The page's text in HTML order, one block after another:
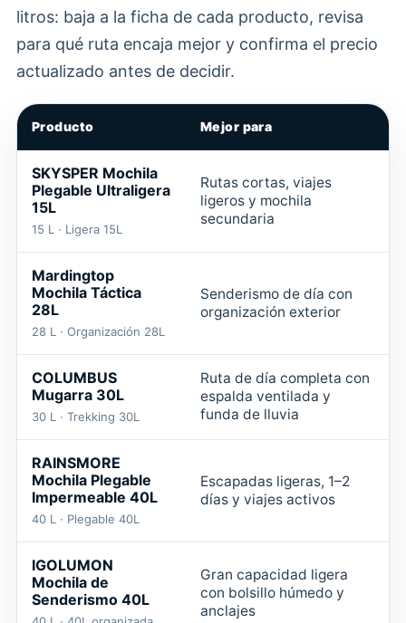
litros: baja a la ficha de cada producto, revisa
para qué ruta encaja mejor y confirma el precio
actualizado antes de decidir.
Producto Mejor para
SKYSPER Mochila
Plegable Ultraligera
15L
15 L · Ligera 15L
Rutas cortas, viajes
ligeros y mochila
secundaria
Mardingtop
Mochila Táctica
28L
28 L · Organización 28L
Senderismo de día con
organización exterior
COLUMBUS
Mugarra 30L
30 L · Trekking 30L
Ruta de día completa con
espalda ventilada y
funda de lluvia
RAINSMORE
Mochila Plegable
Impermeable 40L
40 L · Plegable 40L
Escapadas ligeras, 1–2
días y viajes activos
IGOLUMON
Mochila de
Senderismo 40L
Gran capacidad ligera
con bolsillo húmedo y
anclajes